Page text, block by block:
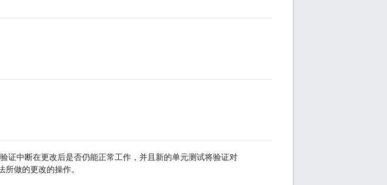
证中断在更改后是否仍能正常工作，并且新的单元测试将验证对
所做的更改的操作。